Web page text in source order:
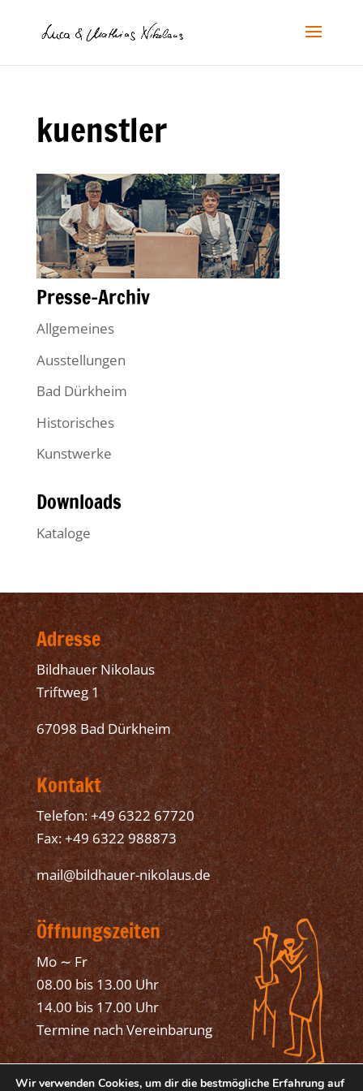
kuenstler
Presse-Archiv
Allgemeines
Ausstellungen
Bad Dürkheim
Historisches
Kunstwerke
Downloads
Kataloge
Adresse
Bildhauer Nikolaus
Triftweg 1
67098 Bad Dürkheim
Kontakt
Telefon: +49 6322 67720
Fax: +49 6322 988873
mail@bildhauer-nikolaus.de
Öffnungszeiten
Mo ∼ Fr
08.00 bis 13.00 Uhr
14.00 bis 17.00 Uhr
Termine nach Vereinbarung
Wir verwenden Cookies, um dir die bestmögliche Erfahrung auf